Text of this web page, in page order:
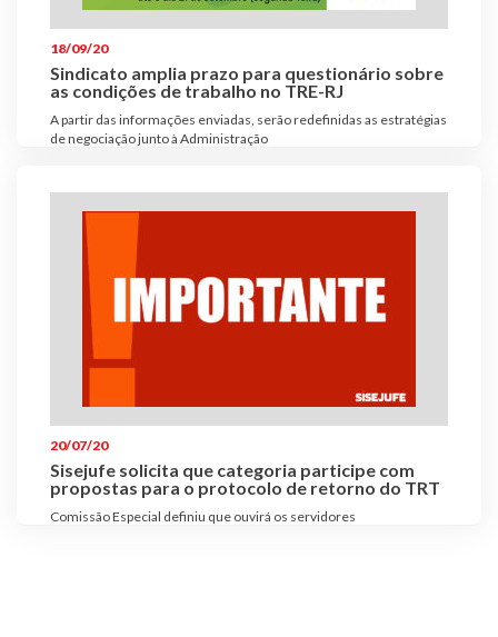
18/09/20
Sindicato amplia prazo para questionário sobre
as condições de trabalho no TRE-RJ
A partir das informações enviadas, serão redefinidas as estratégias
de negociação junto à Administração
20/07/20
Sisejufe solicita que categoria participe com
propostas para o protocolo de retorno do TRT
Comissão Especial definiu que ouvirá os servidores
Plano de Saúde
Assistência Funeral
Pós-graduação
FacebookInstagramTwitter YoutubeTikTok Whatsapp